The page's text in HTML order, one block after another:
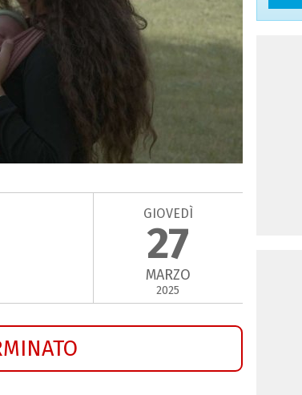
GIOVEDÌ
27
MARZO
2025